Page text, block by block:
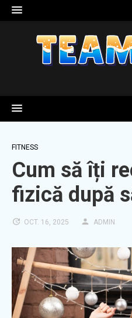
Skip
to
FITNESS
Cum să îți
fizică după
OCT. 16, 2025 ADMIN